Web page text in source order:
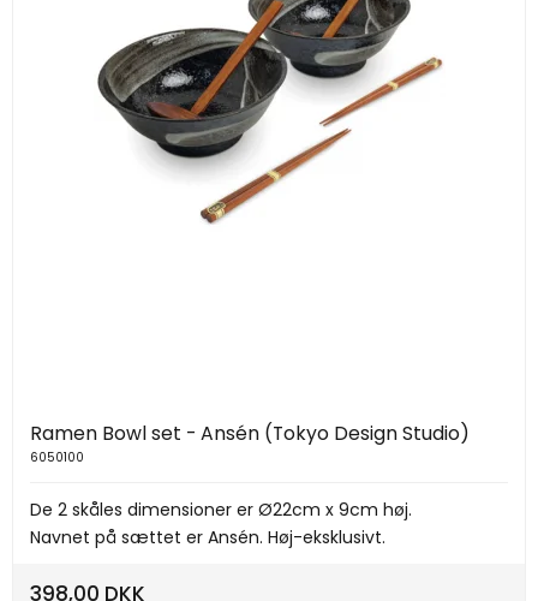
Ramen Bowl set - Ansén (Tokyo Design Studio)
6050100
De 2 skåles dimensioner er Ø22cm x 9cm høj.
Navnet på sættet er Ansén. Høj-eksklusivt.
398,00 DKK